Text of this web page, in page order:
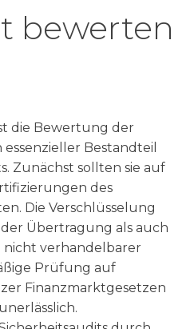
bewerten
die Bewertung der
Bestandteil
Zunächst sollten sie auf
des
Die Verschlüsselung
Übertragung als auch
nicht verhandelbarer
Prüfung auf
Finanzmarktgesetzen